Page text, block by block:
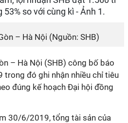
– Hà Nội (Nguồn: SHB)
– Hà Nội (SHB) công bố báo
đó ghi nhận nhiều chỉ tiêu
đúng kế hoạch Đại hội đồng
30/6/2019, tổng tài sản của